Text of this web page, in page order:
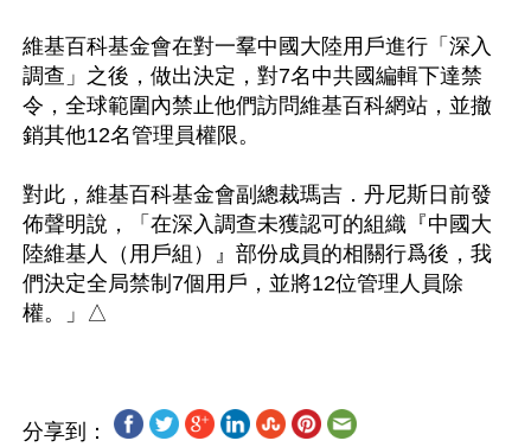
維基百科基金會在對一羣中國大陸用戶進行「深入
調查」之後，做出決定，對7名中共國編輯下達禁
令，全球範圍內禁止他們訪問維基百科網站，並撤
銷其他12名管理員權限。
對此，維基百科基金會副總裁瑪吉．丹尼斯日前發
佈聲明說，「在深入調查未獲認可的組織『中國大
陸維基人（用戶組）』部份成員的相關行爲後，我
們決定全局禁制7個用戶，並將12位管理人員除
分享到：